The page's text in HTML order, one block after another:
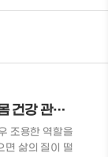
장에 좋은 음식으로 몸 건강 관리하는 법
조용한 역할을
면 삶의 질이 떨